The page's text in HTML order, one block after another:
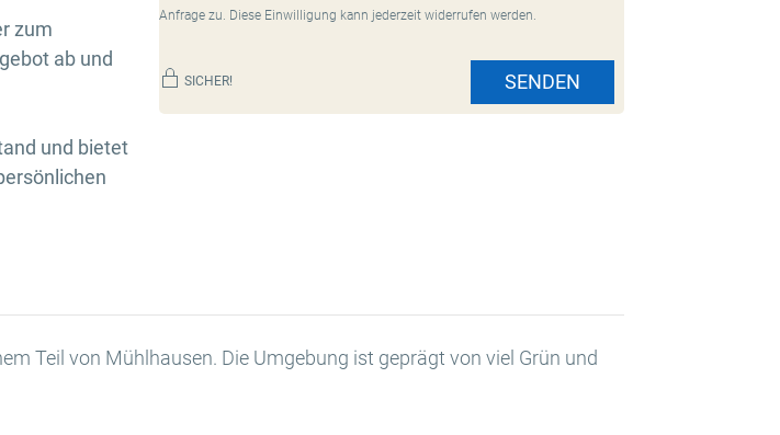
zum
ab und
und bietet
Anfrage zu. Diese Einwilligung kann jederzeit widerrufen werden.
SICHER! SENDEN
Teil von Mühlhausen. Die Umgebung ist geprägt von viel Grün und